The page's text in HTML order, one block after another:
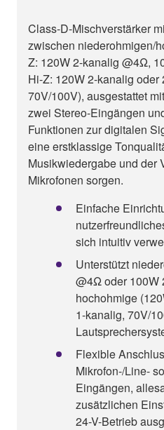
Class-D-Mischverstärker
zwischen niederohmigen/
Z: 120W 2-kanalig @4Ω,
Hi-Z: 120W 2-kanalig oder
70V/100V), ausgestattet
zwei Stereo-Eingängen
Funktionen zur digitalen
eine erstklassige
Musikwiedergabe und der
Mikrofonen sorgen.
Einfache
sich intuitiv
Unterstützt
@4Ω oder
hochohmige
1-kanalig, 70V/
Flexible
Mikrofon-/Line-
Eingängen,
zusätzlichen
24-V-Betrieb